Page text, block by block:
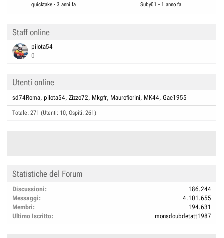
quicktake -3 anni fa Suby01 - 1 anno fa
Staff online
pilota54
0
Utenti online
sd74Roma pilota54 Zizzo72 Mkgfr Maurofiorini MK44 Gae1955
Totale: 271 (Utenti: 10, Ospiti: 261)
Statistiche del Forum
Discussioni
186.244
Messaggi
4.101.655
Membri
194.631
Ultimo Iscritto
monsdoubdetatt1987